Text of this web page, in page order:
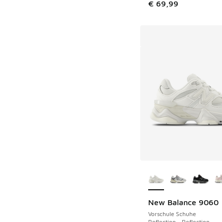
€ 69,99
New Balance 9060
Vorschule Schuhe